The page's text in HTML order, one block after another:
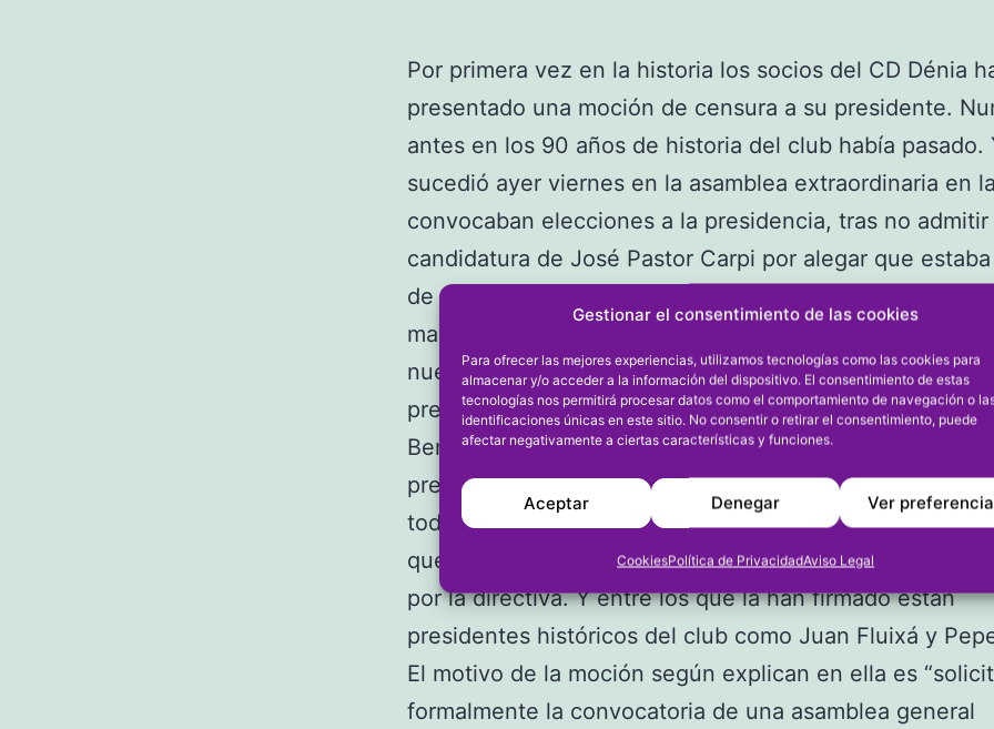
Gestionar el consentimiento de las cookies
Para ofrecer las mejores experiencias, utilizamos tecnologías como las cookies para
almacenar y/o acceder a la información del dispositivo. El consentimiento de estas
tecnologías nos permitirá procesar datos como el comportamiento de navegación o
identificaciones únicas en este sitio. No consentir o retirar el consentimiento, puede
afectar negativamente a ciertas características y funciones.
Aceptar Denegar Ver
CookiesPolítica de PrivacidadAviso Legal
Por primera vez en la historia los socios del CD Dénia
presentado una moción de censura a su presidente.
antes en los 90 años de historia del club había pasado.
sucedió ayer viernes en la asamblea extraordinaria en
convocaban elecciones a la presidencia, tras no admitir
candidatura de José Pastor Carpi por alegar que
de plazo. Pero Carpi y los socios se guardaban un as
manga y antes de que Juan Benavente se
nuevo presidente del Dénia, para los próximos cuatro
presentaron la moción de censura. La sorpresa fue
Benavente no quiso aceptarla diciendo que no se podía
presentar. Pero los estatutos son claros y la moción
todos los requisitos ya que la han firmado 65 socios de
que tiene el CD Dénia, más de la mitad del censo
por la directiva. Y entre los que la han firmado están
presidentes históricos del club como Juan Fluixá y
El motivo de la moción según explican en ella es
formalmente la convocatoria de una asamblea general